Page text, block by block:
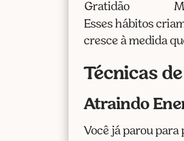
Gratidão
Esses hábitos
cresce à medida
Técnicas
Atraindo
Você já parou para